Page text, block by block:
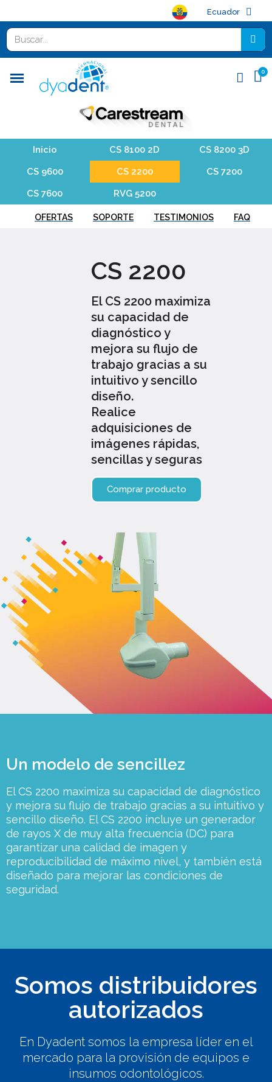
Ecuador
Inicio CS 8100 2D
CS 8200 3D
CS 9600
CS 2200
CS 7200
CS 7600
RVG 5200
OFERTAS SOPORTE TESTIMONIOS FAQ
CS 2200
El CS 2200 maximiza
su capacidad de
diagnóstico y
mejora su flujo de
trabajo gracias a su
intuitivo y sencillo
diseño.
Realice
adquisiciones de
imágenes rápidas,
sencillas y seguras
Comprar producto
Un modelo de sencillez
El CS 2200 maximiza su capacidad de diagnóstico
y mejora su flujo de trabajo gracias a su intuitivo y
sencillo diseño. El CS 2200 incluye un generador
de rayos X de muy alta frecuencia (DC) para
garantizar una calidad de imagen y
reproducibilidad de máximo nivel, y también está
diseñado para mejorar las condiciones de
seguridad.
Somos distribuidores
autorizados
En Dyadent somos la empresa líder en el
mercado para la provisión de equipos e
insumos odontológicos.